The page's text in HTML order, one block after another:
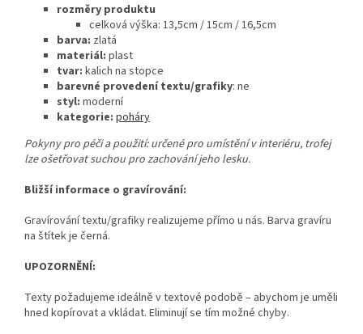
rozměry produktu
celková výška: 13,5cm / 15cm / 16,5cm
barva: zlatá
materiál: plast
tvar: kalich na stopce
barevné provedení textu/grafiky: ne
styl: moderní
kategorie: poháry
Pokyny pro péči a použití: určené pro umístění v interiéru, trofej
lze ošetřovat suchou pro zachování jeho lesku.
Bližší informace o gravírování:
Gravírování textu/grafiky realizujeme přímo u nás. Barva gravíru
na štítek je černá.
UPOZORNĚNÍ:
Texty požadujeme ideálně v textové podobě – abychom je uměli
hned kopírovat a vkládat. Eliminují se tím možné chyby.